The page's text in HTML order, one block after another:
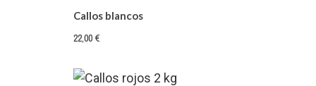
Callos blancos
22,00 €